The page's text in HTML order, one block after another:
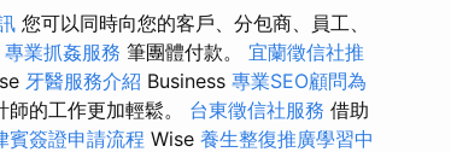
您可以同時向您的客戶、分包商、員工、
專業抓姦服務 筆團體付款。 宜蘭徵信社推
牙醫服務介紹 Business 專業SEO顧問為
的工作更加輕鬆。 台東徵信社服務 借助
賓簽證申請流程 Wise 養生整復推廣學習中